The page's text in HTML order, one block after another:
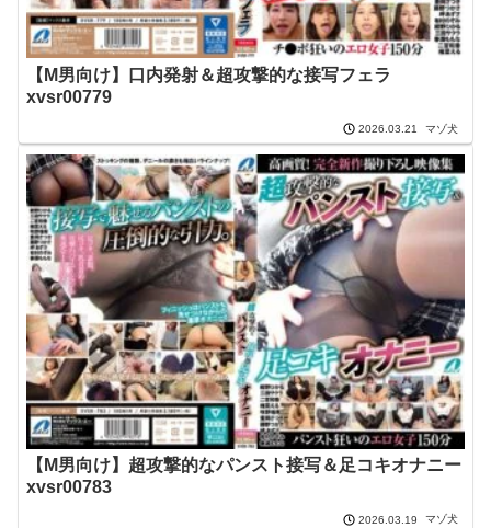
【M男向け】口内発射＆超攻撃的な接写フェラ
xvsr00779
2026.03.21 マゾ犬
【M男向け】超攻撃的なパンスト接写＆足コキオナニー
xvsr00783
2026.03.19 マゾ犬